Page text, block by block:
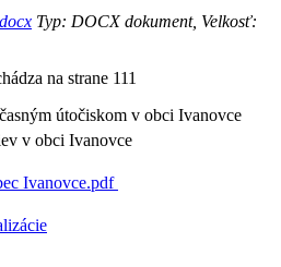
Typ: DOCX dokument, Velkosť:
na strane 111
útočiskom v obci Ivanovce
Ivanovce.pdf